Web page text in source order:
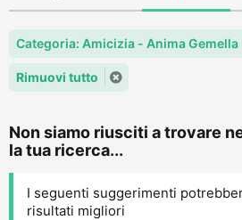
Categoria: Amicizia - Anima Gemella
Rimuovi tutto
Non siamo riusciti a trovare
la tua ricerca...
I seguenti suggerimenti
risultati migliori